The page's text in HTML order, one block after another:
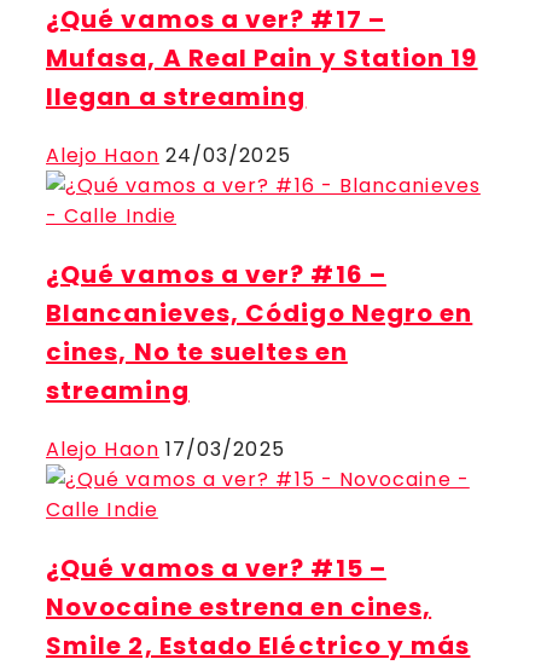
¿Qué vamos a ver? #17 –
Mufasa, A Real Pain y Station 19
llegan a streaming
Alejo Haon 24/03/2025
¿Qué vamos a ver? #16 –
Blancanieves, Código Negro en
cines, No te sueltes en
streaming
Alejo Haon 17/03/2025
¿Qué vamos a ver? #15 –
Novocaine estrena en cines,
Smile 2, Estado Eléctrico y más